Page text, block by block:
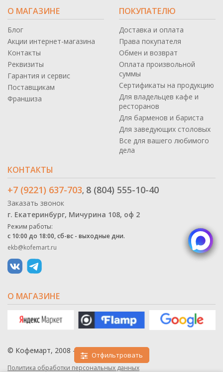
Отфильтровать
О МАГАЗИНЕ
Блог
Акции интернет-магазина
Контакты
Реквизиты
Гарантия и сервис
Поставщикам
Франшиза
ПОКУПАТЕЛЮ
Доставка и оплата
Права покупателя
Обмен и возврат
Оплата произвольной
суммы
Сертификаты на продукцию
Для владельцев кафе и
ресторанов
Для барменов и бариста
Для заведующих столовых
Все для вашего любимого
дела
КОНТАКТЫ
+7 (9221) 637-703, 8 (804) 555-10-40
Заказать звонок
г. Екатеринбург, Мичурина 108, оф 2
Режим работы:
с 10:00 до 18:00, сб-вс - выходные дни.
ekb@kofemart.ru
О МАГАЗИНЕ
© Кофемарт, 2008 - 2026
Политика обработки персональных данных